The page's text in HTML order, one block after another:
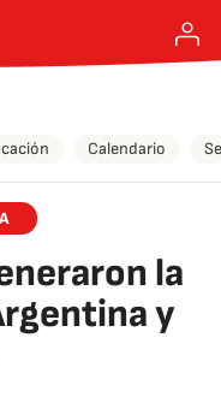
Calendario
la
y